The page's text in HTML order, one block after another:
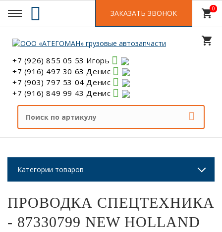
+7 (926) 855 05 53 Игорь
+7 (916) 497 30 63 Денис
+7 (903) 797 53 04 Денис
+7 (916) 849 99 43 Денис
ЗАКАЗАТЬ ЗВОНОК shopping_cart0
shopping_cart
0
Категории товаров
ПРОВОДКА СПЕЦТЕХНИКА
- 87330799 NEW HOLLAND